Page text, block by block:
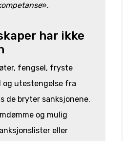
».
har ikke
fengsel, fryste
og utestengelse fra
de bryter sanksjonene.
og mulig
eller